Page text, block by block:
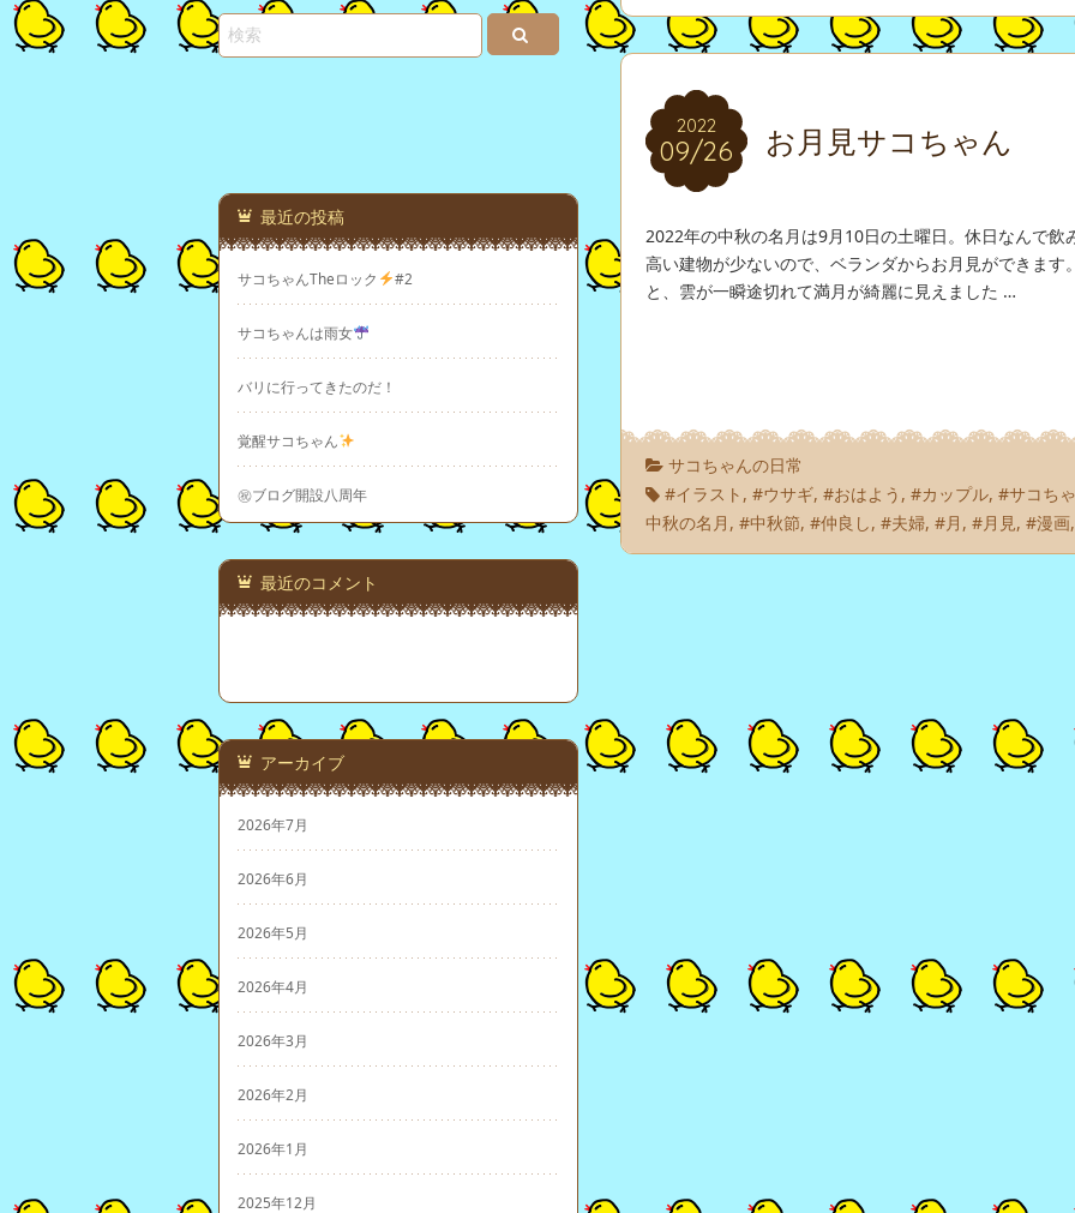
2022
09/26
2022
09/26 お月見サコちゃん
2022年の中秋の名月は9月10日の土曜日。休日なんで
高い建物が少ないので、ベランダからお月見ができま
と、雲が一瞬途切れて満月が綺麗に見えました …
サコちゃんの日常
#イラスト ,#ウサギ,#おはよう ,#カップル,#サコち
中秋の名月 , #中秋節, #仲良し, #夫婦, #月 , #月見, #漫画
最近の投稿
サコちゃんTheロック #2
サコちゃんは雨女
バリに行ってきたのだ！
覚醒サコちゃん
㊗ブログ開設八周年
最近のコメント
アーカイブ
2026年7月
2026年6月
2026年5月
2026年4月
2026年3月
2026年2月
2026年1月
2025年12月